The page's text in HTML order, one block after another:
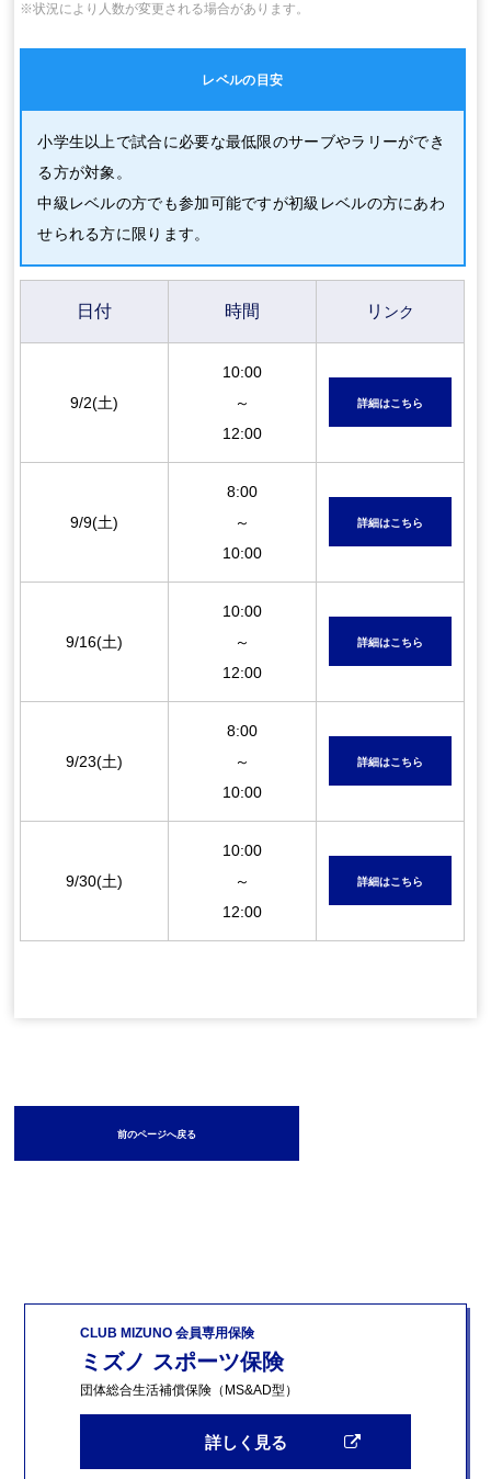
※状況により人数が変更される場合があります。
レベルの目安
小学生以上で試合に必要な最低限のサーブやラリーができ
る方が対象。
中級レベルの方でも参加可能ですが初級レベルの方にあわ
せられる方に限ります。
日付 時間 リ ンク
9/2(土)
10:00
～
12:00
詳細はこちら
9/9(土)
8:00
～
10:00
詳細はこちら
9/16(土)
10:00
～
12:00
詳細はこちら
9/23(土)
8:00
～
10:00
詳細はこちら
9/30(土)
10:00
～
12:00
詳細はこちら
前のページへ戻る
CLUB MIZUNO 会員専用保険
ミズノ スポーツ保険
団体総合生活補償保険（MS&AD型）
詳しく見る